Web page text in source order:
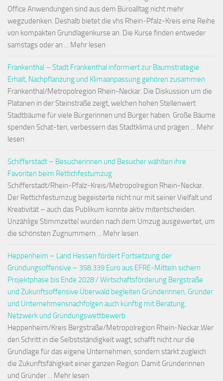
Office Anwendungen sind aus dem Büroalltag nicht mehr
wegzudenken. Deshalb bietet die vhs Rhein-Pfalz-Kreis eine Reihe
von kompakten Grundlagenkurse an. Die Kurse finden entweder
samstags oder an ... Mehr lesen
Frankenthal – Stadt Frankenthal informiert zur Baumstrategie:
Erhalt, Nachpflanzung und Klimaanpassung gehören zusammen
Frankenthal/Metropolregion Rhein-Neckar. Die Diskussion um die
Platanen in der Steinstraße zeigt, welchen hohen Stellenwert
Stadtbäume für viele Bürgerinnen und Bürger haben. Große Bäume
spenden Schat-ten, verbessern das Stadtklima und prägen ... Mehr
lesen
Schifferstadt – Besucherinnen und Besucher wählten ihre
Favoriten beim Rettichfestumzug
Schifferstadt/Rhein-Pfalz-Kreis/Metropolregion Rhein-Neckar.
Der Rettichfestumzug begeisterte nicht nur mit seiner Vielfalt und
Kreativität – auch das Publikum konnte aktiv mitentscheiden.
Unzählige Stimmzettel wurden nach dem Umzug ausgewertet, um
die schönsten Zugnummern ... Mehr lesen
Heppenheim – Land Hessen fördert Fortsetzung der
Gründungsoffensive – 358.339 Euro aus EFRE-Mitteln sichern
Projektphase bis Ende 2028 / Wirtschaftsförderung Bergstraße
und Zukunftsoffensive Überwald begleiten Gründerinnen, Gründer
und Unternehmensnachfolgen auch künftig mit Beratung,
Netzwerk und Gründungswettbewerb
Heppenheim/Kreis Bergstraße/Metropolregion Rhein-Neckar.Wer
den Schritt in die Selbstständigkeit wagt, schafft nicht nur die
Grundlage für das eigene Unternehmen, sondern stärkt zugleich
die Zukunftsfähigkeit einer ganzen Region. Damit Gründerinnen
und Gründer ... Mehr lesen